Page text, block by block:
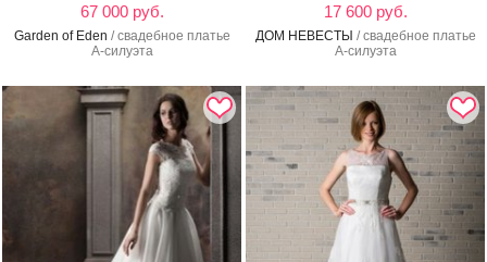
67 000 руб.
Garden of Eden / свадебное платье
А-силуэта
17 600 руб.
ДОМ НЕВЕСТЫ / свадебное платье
А-силуэта